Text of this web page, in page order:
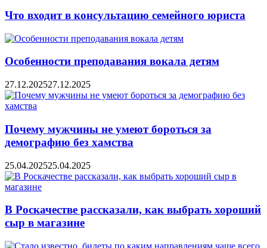
Что входит в консультацию семейного юриста
Особенности преподавания вокала детям
27.12.202527.12.2025
Почему мужчины не умеют бороться за
демографию без хамства
25.04.202525.04.2025
В Роскачестве рассказали, как выбрать хороший
сыр в магазине